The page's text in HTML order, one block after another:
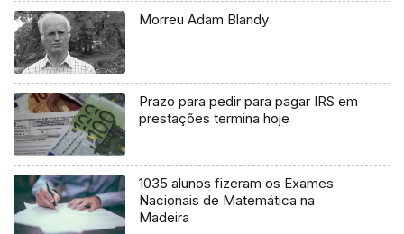
Morreu Adam Blandy
Prazo para pedir para pagar IRS em
prestações termina hoje
1035 alunos fizeram os Exames
Nacionais de Matemática na
Madeira